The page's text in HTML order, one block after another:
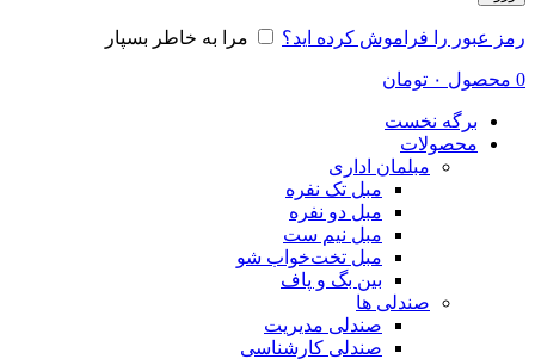
رمز عبور را فراموش کرده اید؟ مرا به خاطر بسپار
0 محصول ۰ تومان
برگه نخست
محصولات
مبلمان اداری
مبل تک نفره
مبل دو نفره
مبل نیم ست
مبل تخت‌خواب شو
بین بگ و پاف
صندلی ها
صندلی مدیریت
صندلی کارشناسی